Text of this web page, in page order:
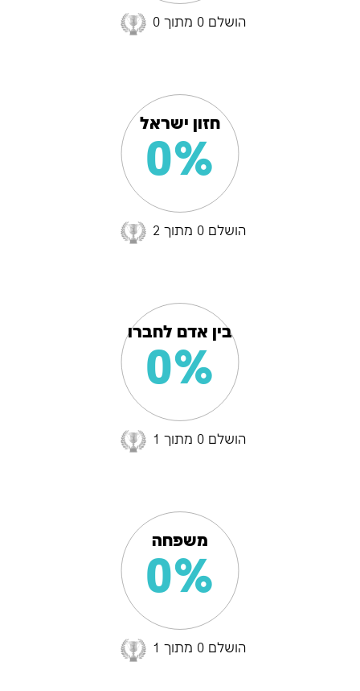
הושלם 0 מתוך 0
חזון ישראל
0%
הושלם 0 מתוך 2
בין אדם לחברו
0%
הושלם 0 מתוך 1
משפחה
0%
הושלם 0 מתוך 1